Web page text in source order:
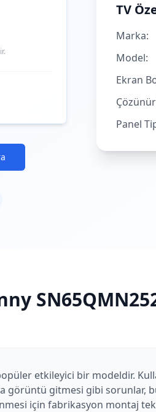
TV
Marka:
Model:
Ekran
Panel
etkileyici bir modeldir.
görüntü gitmesi gibi sorunlar,
için fabrikasyon montaj